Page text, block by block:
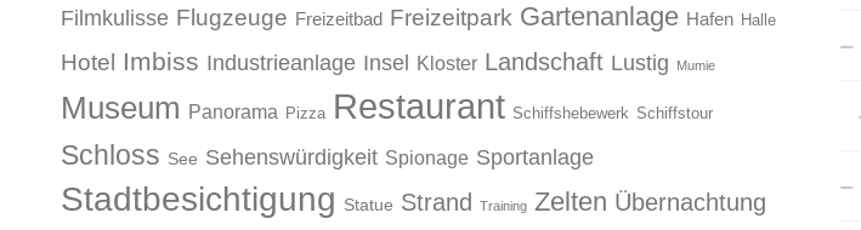
Filmkulisse Flugzeuge Freizeitbad Freizeitpark Gartenanlage Hafen Halle
Hotel Imbiss Industrieanlage Insel Kloster Landschaft Lustig Mumie
Museum Panorama Pizza Restaurant Schiffshebewerk Schiffstour
Schloss See Sehenswürdigkeit Spionage Sportanlage
Stadtbesichtigung Statue Strand Training Zelten Übernachtung